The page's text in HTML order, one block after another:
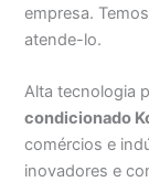
empresa.
atende-lo.
Alta tecnologia
condicionado
comércios e
inovadores e